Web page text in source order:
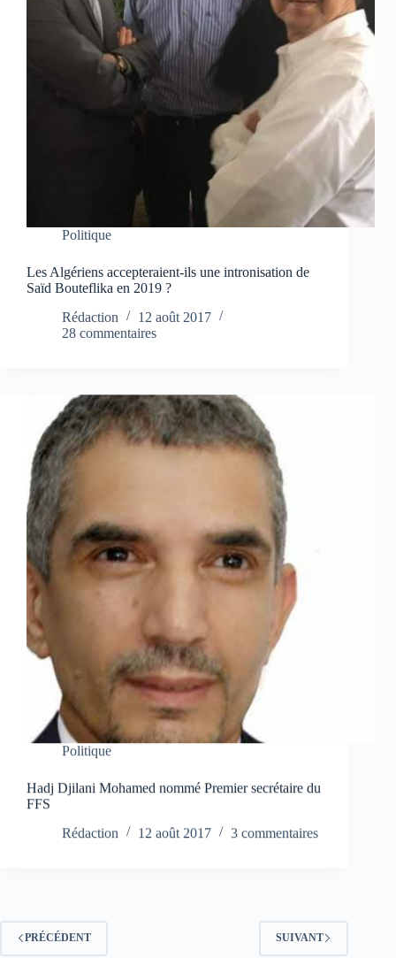
Politique
Les Algériens accepteraient-ils une intronisation de
Saïd Bouteflika en 2019 ?
Rédaction
12 août 2017
28 commentaires
Politique
Hadj Djilani Mohamed nommé Premier secrétaire du
FFS
Rédaction
12 août 2017 3 commentaires
PRÉCÉDENT SUIVANT